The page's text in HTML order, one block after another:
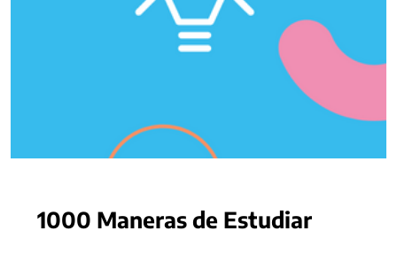
1000 Maneras de Estudiar